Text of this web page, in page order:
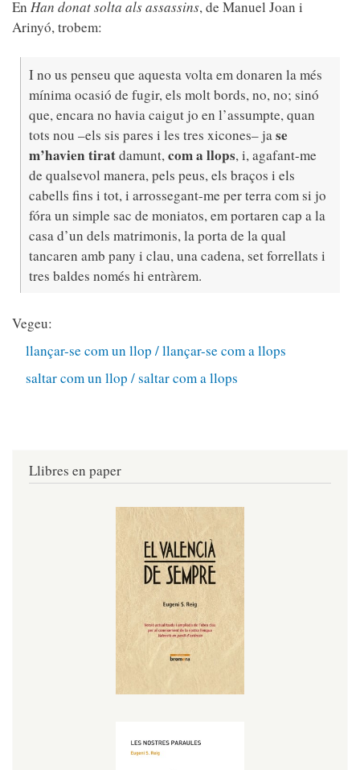
En Han donat solta als assassins, de Manuel Joan i
Arinyó, trobem:
I no us penseu que aquesta volta em donaren la més
mínima ocasió de fugir, els molt bords, no, no; sinó
que, encara no havia caigut jo en l’assumpte, quan
tots nou –els sis pares i les tres xicones– jase
m’havien tiratdamunt,com a llops, i, agafant-me
de qualsevol manera, pels peus, els braços i els
cabells fins i tot, i arrossegant-me per terra com si jo
fóra un simple sac de moniatos, em portaren cap a la
casa d’un dels matrimonis, la porta de la qual
tancaren amb pany i clau, una cadena, set forrellats i
tres baldes només hi entràrem.
Vegeu:
llançar-se com un llop / llançar-se com a llops
saltar com un llop / saltar com a llops
Llibres en paper